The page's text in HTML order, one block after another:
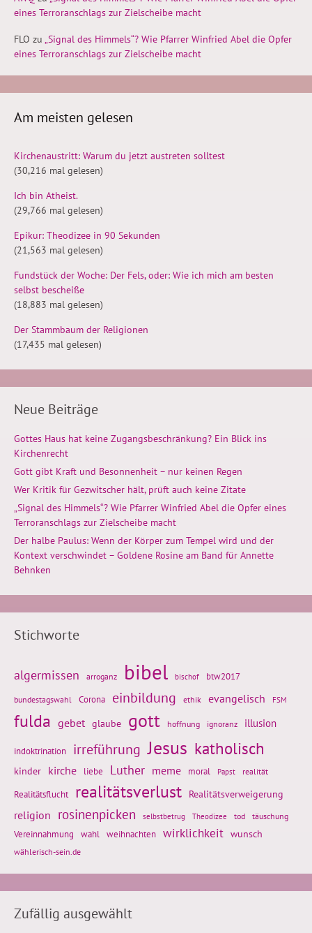
eines Terroranschlags zur Zielscheibe macht
FLO zu „Signal des Himmels“? Wie Pfarrer Winfried Abel die Opfer
eines Terroranschlags zur Zielscheibe macht
Am meisten gelesen
Kirchenaustritt: Warum du jetzt austreten solltest
(30,216 mal gelesen)
Ich bin Atheist.
(29,766 mal gelesen)
Epikur: Theodizee in 90 Sekunden
(21,563 mal gelesen)
Fundstück der Woche: Der Fels, oder: Wie ich mich am besten
selbst bescheiße
(18,883 mal gelesen)
Der Stammbaum der Religionen
(17,435 mal gelesen)
Neue Beiträge
Gottes Haus hat keine Zugangsbeschränkung? Ein Blick ins
Kirchenrecht
Gott gibt Kraft und Besonnenheit – nur keinen Regen
Wer Kritik für Gezwitscher hält, prüft auch keine Zitate
„Signal des Himmels“? Wie Pfarrer Winfried Abel die Opfer eines
Terroranschlags zur Zielscheibe macht
Der halbe Paulus: Wenn der Körper zum Tempel wird und der
Kontext verschwindet – Goldene Rosine am Band für Annette
Behnken
Stichworte
algermissen arroganz bibel bischof btw2017
bundestagswahl Corona einbildung ethik evangelisch FSM
fulda gebet glaube gott hoffnung ignoranz illusion
indoktrination irreführung Jesus katholisch
kinder kirche liebe Luther meme moral Papst realität
Realitätsflucht realitätsverlust Realitätsverweigerung
religion rosinenpicken selbstbetrug Theodizee tod täuschung
Vereinnahmung wahl weihnachten wirklichkeit wunsch
wählerisch-sein.de
Zufällig ausgewählt